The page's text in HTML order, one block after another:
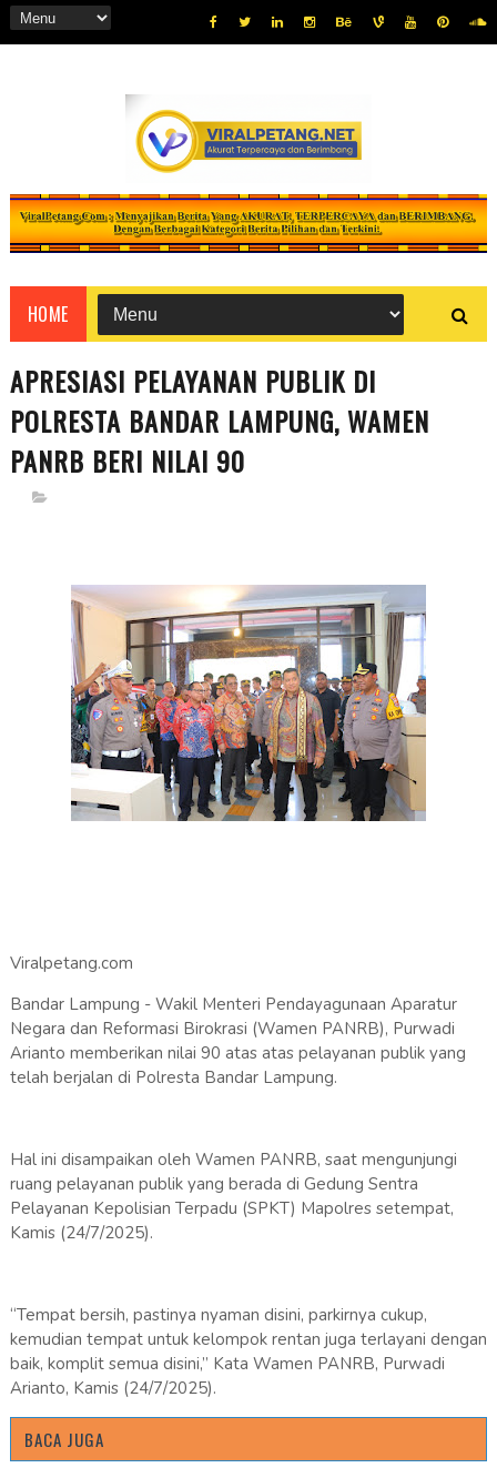
HOME
APRESIASI PELAYANAN PUBLIK DI
POLRESTA BANDAR LAMPUNG, WAMEN
PANRB BERI NILAI 90
Viralpetang.com
Bandar Lampung - Wakil Menteri Pendayagunaan Aparatur
Negara dan Reformasi Birokrasi (Wamen PANRB), Purwadi
Arianto memberikan nilai 90 atas atas pelayanan publik yang
telah berjalan di Polresta Bandar Lampung.
Hal ini disampaikan oleh Wamen PANRB, saat mengunjungi
ruang pelayanan publik yang berada di Gedung Sentra
Pelayanan Kepolisian Terpadu (SPKT) Mapolres setempat,
Kamis (24/7/2025).
“Tempat bersih, pastinya nyaman disini, parkirnya cukup,
kemudian tempat untuk kelompok rentan juga terlayani dengan
baik, komplit semua disini,” Kata Wamen PANRB, Purwadi
Arianto, Kamis (24/7/2025).
BACA JUGA